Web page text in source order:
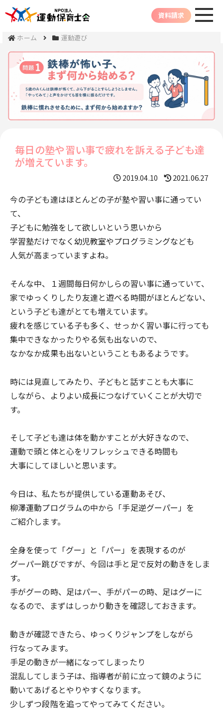
資料請求
ホーム 運動遊び
毎日の塾や習い事で疲れを訴える子ども達
が増えています。
2019.04.10 2021.06.27
今の子ども達はほとんどの子が塾や習い事に通ってい
て、
子どもに勉強をして欲しいという思いから
学習塾だけでなく幼児教室やプログラミングなども
人気が高まっていますよね。
そんな中、１週間毎日何かしらの習い事に通っていて、
家でゆっくりしたり友達と遊べる時間がほとんどない、
という子ども達がとても増えています。
疲れを感じている子も多く、せっかく習い事に行っても
集中できなかったりやる気も出ないので、
なかなか成果も出ないということもあるようです。
時には見直してみたり、子どもと話すことも大事に
しながら、よりよい成長につなげていくことが大切で
す。
そして子ども達は体を動かすことが大好きなので、
運動で頭と体と心をリフレッシュできる時間も
大事にしてほしいと思います。
今日は、私たちが提供している運動あそび、
柳澤運動プログラムの中から「手足逆グーパー」を
ご紹介します。
全身を使って「グー」と「パー」を表現するのが
グーパー跳びですが、今回は手と足で反対の動きをしま
す。
手がグーの時、足はパー、手がパーの時、足はグーに
なるので、まずはしっかり動きを確認しておきます。
動きが確認できたら、ゆっくりジャンプをしながら
行なってみます。
手足の動きが一緒になってしまったり
混乱してしまう子は、指導者が前に立って鏡のように
動いてあげるとやりやすくなります。
少しずつ段階を追ってやってみてください。